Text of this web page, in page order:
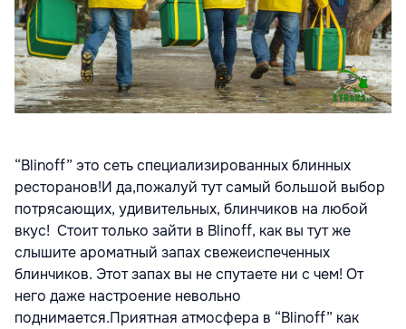
“Blinoff” это сеть специализированных блинных
ресторанов!И да,пожалуй тут самый большой выбор
потрясающих, удивительных, блинчиков на любой
вкус! Стоит только зайти в Blinoff, как вы тут же
слышите ароматный запах свежеиспеченных
блинчиков. Этот запах вы не спутаете ни с чем! От
него даже настроение невольно
поднимается.Приятная атмосфера в “Blinoff” как